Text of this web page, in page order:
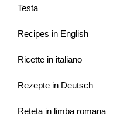
Testa
Recipes in English
Ricette in italiano
Rezepte in Deutsch
Reteta in limba romana